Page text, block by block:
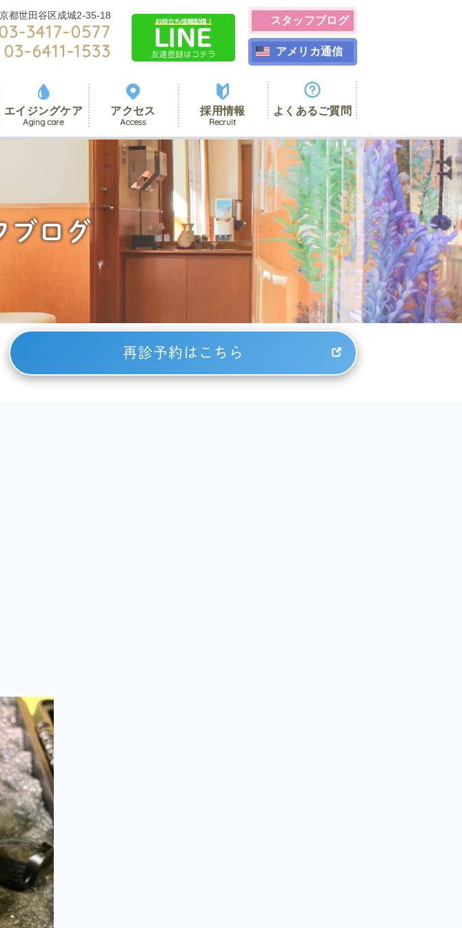
都世田谷区成城2-35-18
3417-0577
03-6411-1533
スタッフブログ
アメリカ通信
エイジングケア
Aging care
アクセス
Access
採用情報
Recruit
よくあるご質問
ブログ
再診予約はこちら